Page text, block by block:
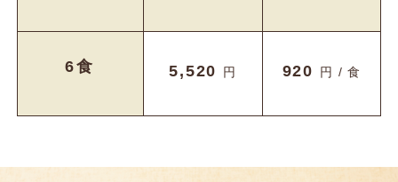
6食 5,520 円 920 円 / 食